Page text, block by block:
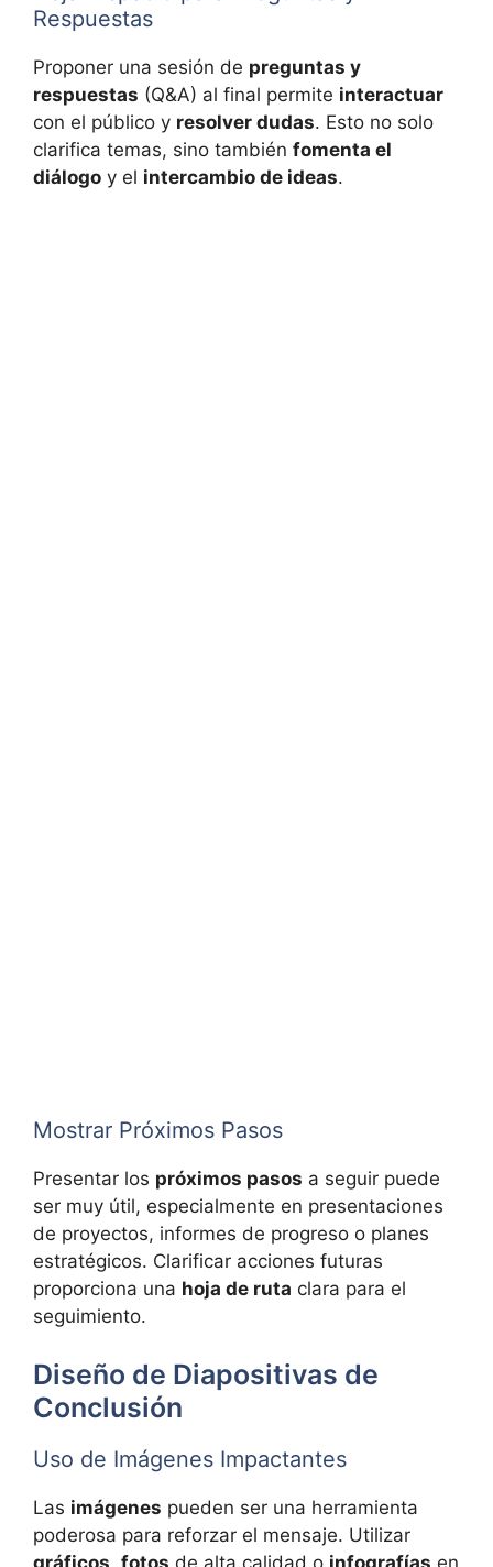
Respuestas
Proponer una sesión de preguntas y
respuestas (Q&A) al final permite interactuar
con el público y resolver dudas. Esto no solo
clarifica temas, sino también fomenta el
diálogo y el intercambio de ideas.
Mostrar Próximos Pasos
Presentar los próximos pasos a seguir puede
ser muy útil, especialmente en presentaciones
de proyectos, informes de progreso o planes
estratégicos. Clarificar acciones futuras
proporciona una hoja de ruta clara para el
seguimiento.
Diseño de Diapositivas de
Conclusión
Uso de Imágenes Impactantes
Las imágenes pueden ser una herramienta
poderosa para reforzar el mensaje. Utilizar